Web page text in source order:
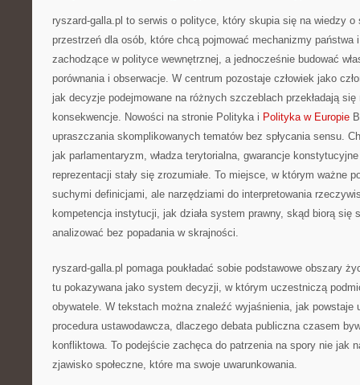
ryszard-galla.pl to serwis o polityce, który skupia się na wiedzy o
przestrzeń dla osób, które chcą pojmować mechanizmy państwa
zachodzące w polityce wewnętrznej, a jednocześnie budować
porównania i obserwacje. W centrum pozostaje człowiek jako
jak decyzje podejmowane na różnych szczeblach przekładają
konsekwencje. Nowości na stronie Polityka i Polityka w Europie
upraszczania skomplikowanych tematów bez spłycania sensu.
jak parlamentaryzm, władza terytorialna, gwarancje
reprezentacji stały się zrozumiałe. To miejsce, w którym ważne
suchymi definicjami, ale narzędziami do interpretowania
kompetencja instytucji, jak działa system prawny, skąd biorą się
analizować bez popadania w skrajności.
ryszard-galla.pl pomaga poukładać sobie podstawowe obszary
tu pokazywana jako system decyzji, w którym uczestniczą
obywatele. W tekstach można znaleźć wyjaśnienia, jak powstaje
procedura ustawodawcza, dlaczego debata publiczna czasem
konfliktowa. To podejście zachęca do patrzenia na spory nie jak
zjawisko społeczne, które ma swoje uwarunkowania.